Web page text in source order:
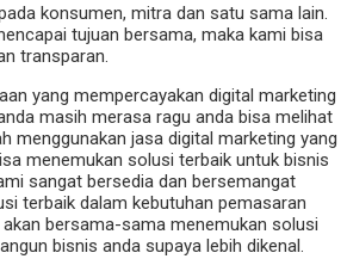
konsumen, mitra dan satu sama lain.
tujuan bersama, maka kami bisa
transparan.
yang mempercayakan digital marketing
masih merasa ragu anda bisa melihat
menggunakan jasa digital marketing yang
menemukan solusi terbaik untuk bisnis
sangat bersedia dan bersemangat
terbaik dalam kebutuhan pemasaran
bersama-sama menemukan solusi
bisnis anda supaya lebih dikenal.